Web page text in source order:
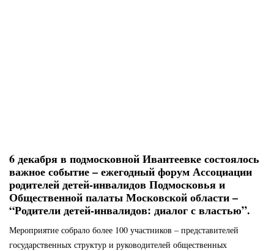
6 декабря в подмосковной Ивантеевке состоялось
важное событие – ежегодный форум Ассоциации
родителей детей-инвалидов Подмосковья и
Общественной палаты Московской области –
“Родители детей-инвалидов: диалог с властью”.
Мероприятие собрало более 100 участников – представителей
государственных структур и руководителей общественных